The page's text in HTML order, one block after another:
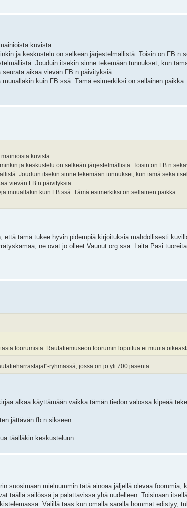
kuvista.
ja keskustelu on selkeän järjestelmällistä. Toisin on FB:n
Jouduin itsekin sinne tekemään tunnukset, kun
aikaa vievän FB:n päivityksiä.
kuin FB:ssä. Tämä esimerkiksi on sellainen paikka.
kuvista.
ja keskustelu on selkeän järjestelmällistä. Toisin on FB:n
Jouduin itsekin sinne tekemään tunnukset, kun tämä sekä
vievän FB:n päivityksiä.
muuallakin kuin FB:ssä. Tämä esimerkiksi on sellainen paikka.
että tämä tukee hyvin pidempiä kirjoituksia mahdollisesti
ne ovat jo olleet Vaunut.org:ssa. Laita Pasi
foorumista. Rautatiemuseon foorumin loputtua ei muuta
ryhmässä, jossa on jo yli 700 jäsentä.
alkaa käyttämään vaikka tämän tiedon valossa kipeää
jättävän fb:n sikseen.
täälläkin keskusteluun.
suosimaan mieluummin tätä ainoaa jäljellä olevaa foorumia,
täällä säilössä ja palattavissa yhä uudelleen. Toisinaan
Välillä taas kun omalla saralla hommat edistyy,